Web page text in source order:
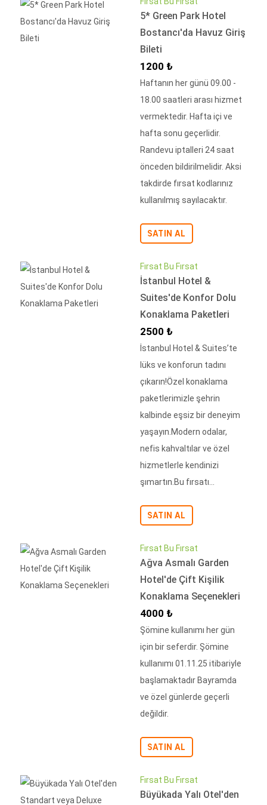
5* Green Park Hotel
Bostancı'da Havuz Giriş
Bileti
İndirimli Fiyat
1200 ₺
Haftanın her günü 09.00 -
18.00 saatleri arası hizmet
vermektedir. Hafta içi ve
hafta sonu geçerlidir.
Randevu iptalleri 24 saat
önceden bildirilmelidir. Aksi
takdirde fırsat kodlarınız
kullanılmış sayılacaktır.
SATIN AL
Fırsat Bu Fırsat
İstanbul Hotel &
Suites'de Konfor Dolu
Konaklama Paketleri
İndirimli Fiyat
2500 ₺
İstanbul Hotel & Suites’te
lüks ve konforun tadını
çıkarın!Özel konaklama
paketlerimizle şehrin
kalbinde eşsiz bir deneyim
yaşayın.Modern odalar,
nefis kahvaltılar ve özel
hizmetlerle kendinizi
şımartın.Bu fırsatı...
SATIN AL
Fırsat Bu Fırsat
Ağva Asmalı Garden
Hotel'de Çift Kişilik
Konaklama Seçenekleri
İndirimli Fiyat
4000 ₺
Şömine kullanımı her gün
için bir seferdir. Şömine
kullanımı 01.11.25 itibariyle
başlamaktadır Bayramda
ve özel günlerde geçerli
değildir.
SATIN AL
Fırsat Bu Fırsat
Büyükada Yalı Otel'den